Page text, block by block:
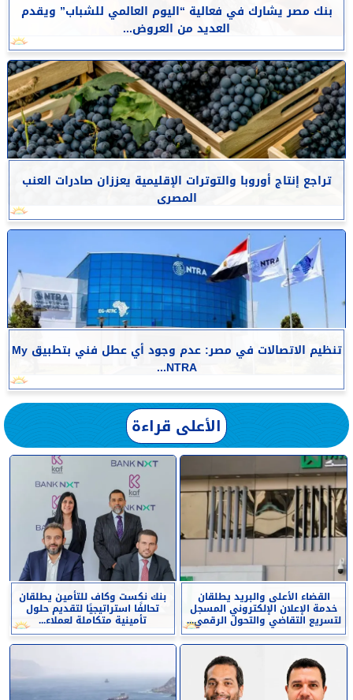
بنك مصر يشارك في فعالية “اليوم العالمي للشباب” ويقدم
العديد من العروض...
تراجع إنتاج أوروبا والتوترات الإقليمية يعززان صادرات العنب
المصرى
تنظيم الاتصالات في مصر: عدم وجود أي عطل فني بتطبيق My
NTRA...
الأعلى قراءة
القضاء الأعلى والبريد يطلقان
خدمة الإعلان الإلكتروني المسجل
لتسريع التقاضي والتحول الرقمي...
بنك نكست وكاف للتأمين يطلقان
تحالفًا استراتيجيًا لتقديم حلول
تأمينية متكاملة لعملاء...